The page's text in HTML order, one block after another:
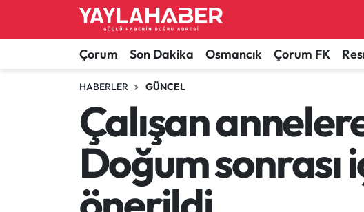
Çorum Son Dakika Osmancık Çorum FK
HABERLER GÜNCEL
Çalışan
Doğum
Alaca Haberleri
Bayat Haberleri
Bilgi - Keşfet Haberleri
Bilim ve Teknoloji
Boğazkale Haberleri
Çorum Nöbetçi Eczaneler
Çorum Hava Durumu
Çorum Namaz Vakitleri
Çorum Trafik Yoğunluk Haritası
TFF 1.Lig Puan Durumu ve Fikstür